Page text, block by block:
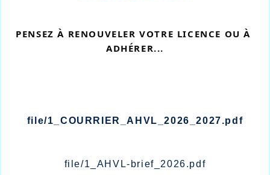
PENSEZ À RENOUVELER VOTRE LICENCE OU À
ADHÉRER...
file/1_COURRIER_AHVL_2026_2027.pdf
file/1_AHVL-brief_2026.pdf